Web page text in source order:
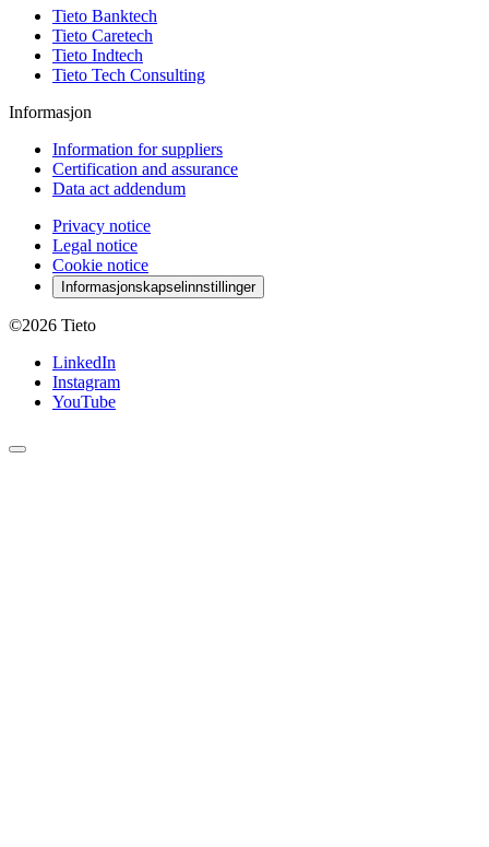
Tieto Banktech
Tieto Caretech
Tieto Indtech
Tieto Tech Consulting
Informasjon
Information for suppliers
Certification and assurance
Data act addendum
Privacy notice
Legal notice
Cookie notice
Informasjonskapselinnstillinger
©2026 Tieto
LinkedIn
Instagram
YouTube